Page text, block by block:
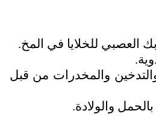
العصبي للخلايا في المخ.
والمخدرات من قبل
والولادة.